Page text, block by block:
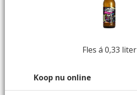
Fles á 0,33 liter
Koop nu online